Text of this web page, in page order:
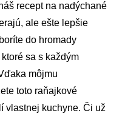
recept na nadýchané
ale ešte lepšie
do hromady
sa s každým
môjmu
toto raňajkové
vlastnej kuchyne. Či už